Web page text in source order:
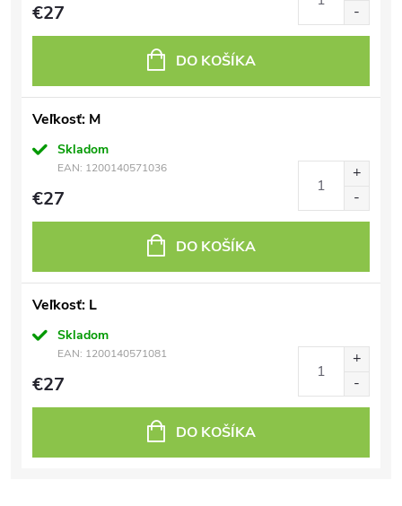
€27
DO KOŠÍKA
Veľkosť: M
Skladom
EAN: 1200140571036
€27
DO KOŠÍKA
Veľkosť: L
Skladom
EAN: 1200140571081
€27
DO KOŠÍKA